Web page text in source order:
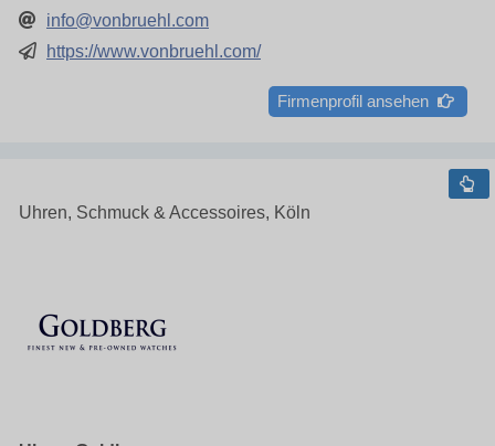
info@vonbruehl.com
https://www.vonbruehl.com/
Firmenprofil ansehen
Uhren, Schmuck & Accessoires, Köln